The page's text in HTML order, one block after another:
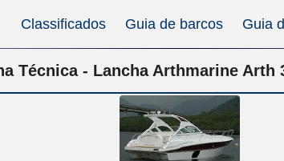
Classificados Guia de barcos Guia
Técnica - Lancha Arthmarine Arth